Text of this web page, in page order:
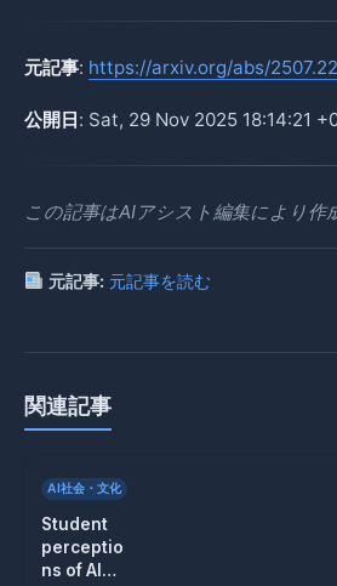
元記事: https://arxiv.org/abs/
公開日: Sat, 29 Nov 2025 18:14:21
この記事はAIアシスト編集により作
元記事: 元記事を読む
関連記事
AI社会・文化
Student
perceptio
ns of AI